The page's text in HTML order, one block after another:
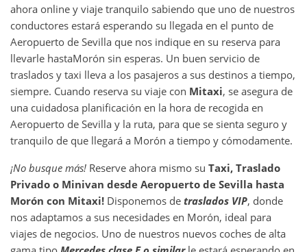
ahora online y viaje tranquilo sabiendo que uno de nuestros
conductores estará esperando su llegada en el punto de
Aeropuerto de Sevilla que nos indique en su reserva para
llevarle hastaMorón sin esperas. Un buen servicio de
traslados y taxi lleva a los pasajeros a sus destinos a tiempo,
siempre. Cuando reserva su viaje con Mitaxi, se asegura de
una cuidadosa planificación en la hora de recogida en
Aeropuerto de Sevilla y la ruta, para que se sienta seguro y
tranquilo de que llegará a Morón a tiempo y cómodamente.
¡No busque más! Reserve ahora mismo su Taxi, Traslado
Privado o Minivan desde Aeropuerto de Sevilla hasta
Morón con Mitaxi! Disponemos de traslados VIP, donde
nos adaptamos a sus necesidades en Morón, ideal para
viajes de negocios. Uno de nuestros nuevos coches de alta